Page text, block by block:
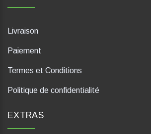
Livraison
Paiement
Termes et Conditions
Politique de confidentialité
EXTRAS